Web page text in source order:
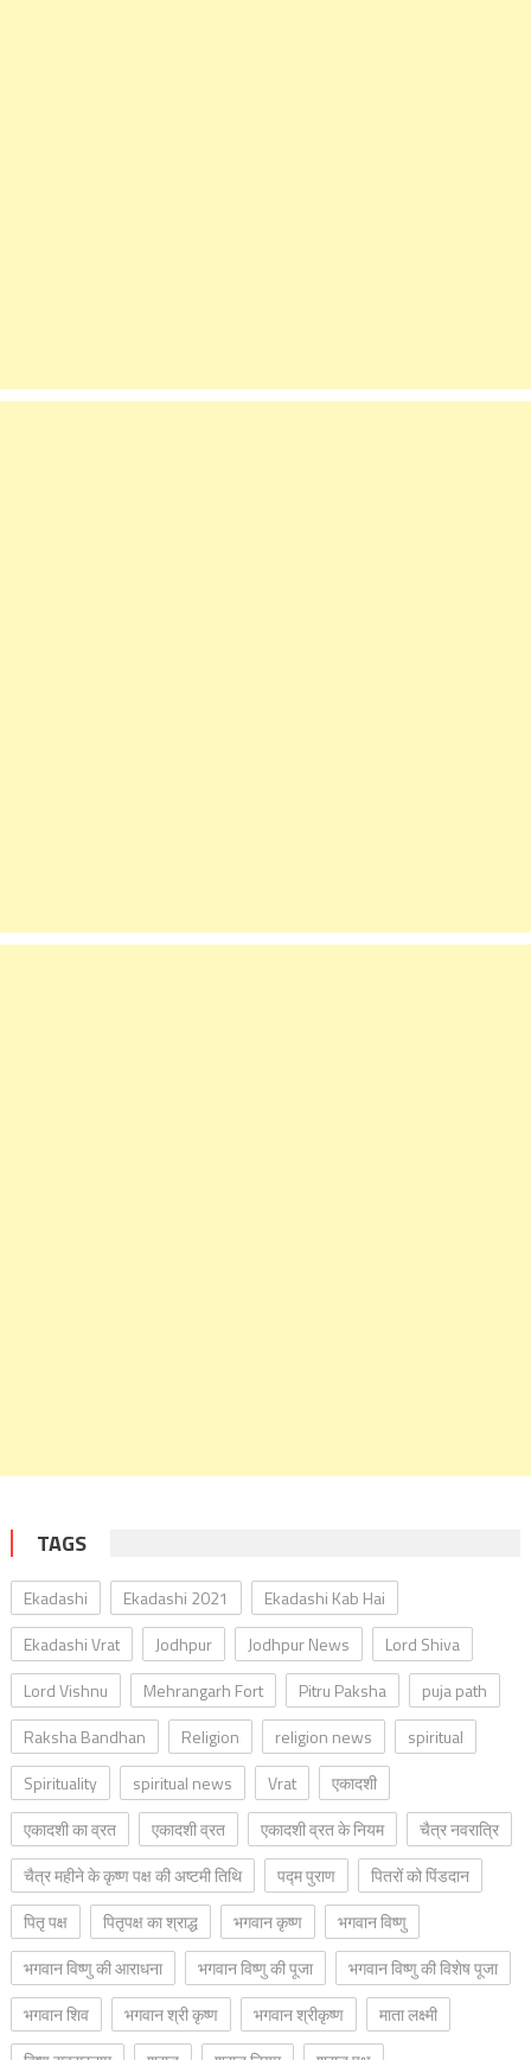
TAGS
Ekadashi Ekadashi 2021
Ekadashi Kab Hai
Ekadashi Vrat
Jodhpur Jodhpur News
Lord Shiva
Lord Vishnu
Mehrangarh Fort Pitru Paksha
puja path
Raksha Bandhan
Religion religion news
spiritual
Spirituality
spiritual news Vrat
एकादशी
एकादशी का व्रत
एकादशी व्रत एकादशी व्रत के नियम
चैत्र नवरात्रि
चैत्र महीने के कृष्ण पक्ष की अष्टमी तिथि
पद्म पुराण
पितरों को पिंडदान
पितृ पक्ष
पितृपक्ष का श्राद्ध भगवान कृष्ण
भगवान विष्णु
भगवान विष्णु की आराधना
भगवान विष्णु की पूजा
भगवान विष्णु की विशेष पूजा
भगवान शिव
भगवान श्री कृष्ण भगवान श्रीकृष्ण
माता लक्ष्मी